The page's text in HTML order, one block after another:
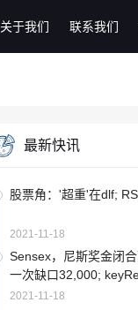
关于我们 联系我们
最新快讯
股票角：'超重'在dlf;
2021-11-18
Sensex，尼斯奖金闭
一次缺口32,000;
2021-11-18